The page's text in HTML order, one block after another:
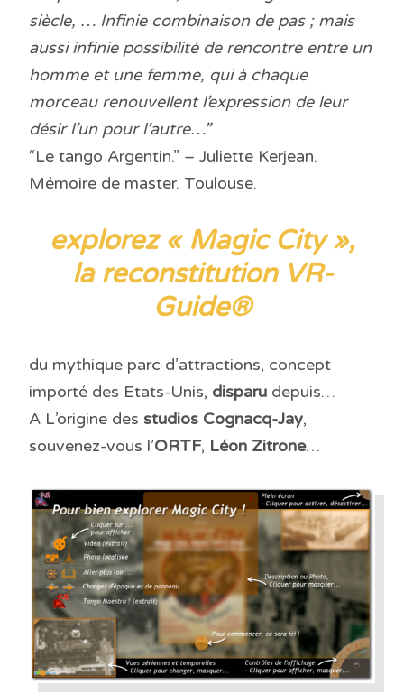
siècle, … Infinie combinaison de pas ; mais
aussi infinie possibilité de rencontre entre un
homme et une femme, qui à chaque
morceau renouvellent l’expression de leur
désir l’un pour l’autre…”
“Le tango Argentin.” – Juliette Kerjean.
Mémoire de master. Toulouse.
explorez « Magic City »,
la reconstitution VR-
Guide®
du mythique parc d’attractions, concept
importé des Etats-Unis, disparu depuis…
A L’origine des studios Cognacq-Jay,
souvenez-vous l’ORTF, Léon Zitrone…